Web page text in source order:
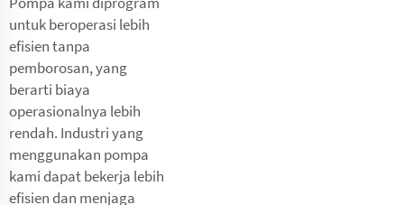
untuk beroperasi lebih
efisien tanpa
pemborosan, yang
berarti biaya
operasionalnya lebih
rendah. Industri yang
menggunakan pompa
kami dapat bekerja lebih
efisien dan menjaga